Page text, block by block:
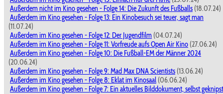
Außerdem nicht im Kino gesehen - Folge 14: Die Zukunft des Fußballs (18.07.24)
Außerdem im Kino gesehen - Folge 13: Ein Kinobesuch sei teuer, sagt man
(11.07.24)
Außerdem im Kino gesehen - Folge 12: Der Jugendfilm (04.07.24)
Außerdem im Kino gesehen - Folge 11: Vorfreude aufs Open Air Kino (27.06.24)
Außerdem im Kino gesehen - Folge 10: Die Fußball-EM der Männer 2024
(20.06.24)
Außerdem im Kino gesehen - Folge 9: Mad Max DNA Scientists (13.06.24)
Außerdem im Kino gesehen - Folge 8: Eklat im Kinosaal (06.06.24)
Außerdem im Kino gesehen - Folge 7: Ein aktuelles Bilddokument, selbst geknipst